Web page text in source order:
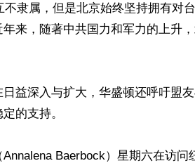
隶属，但是北京始终坚持拥有对
来，随著中共国力和军力的上升
益深入与扩大，华盛顿还呼吁盟
的支持。
Baerbock）星期六在访问